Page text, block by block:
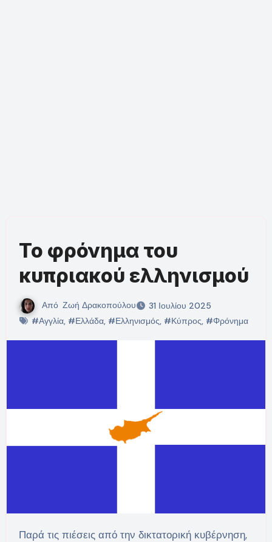
Το φρόνημα του
κυπριακού ελληνισμού
Από Ζωή Δρακοπούλου
31 Ιουλίου 2025
#Αγγλία, #Ελλάδα, #Ελληνισμός, #Κύπρος, #Φρόνημα
Παρά τις πιέσεις από την δικτατορική κυβέρνηση,